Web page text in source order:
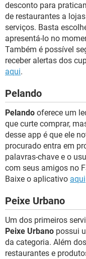
desconto para
de restaurantes a
serviços. Basta
apresentá-lo no
Também é possível
receber alertas dos
aqui.
Pelando
Pelando oferece um
que curte comprar,
desse app é que ele
procurado entra em
palavras-chave e o
com seus amigos no
Baixe o aplicativo aqui
Peixe Urbano
Um dos primeiros
Peixe Urbano possui
da categoria. Além
restaurantes e